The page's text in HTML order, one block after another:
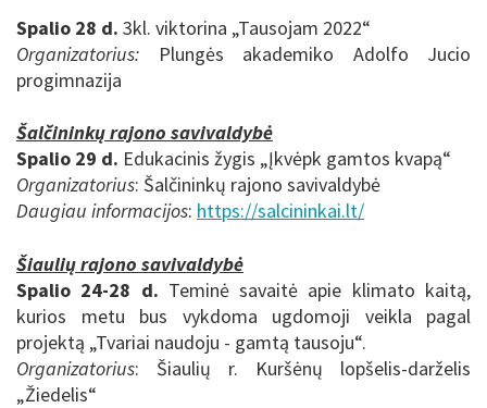
Spalio 28 d. 3kl. viktorina „Tausojam 2022“
Organizatorius: Plungės akademiko Adolfo Jucio
progimnazija
Šalčininkų rajono savivaldybė
Spalio 29 d. Edukacinis žygis „Įkvėpk gamtos kvapą“
Organizatorius: Šalčininkų rajono savivaldybė
Daugiau informacijos: https://salcininkai.lt/
Šiaulių rajono savivaldybė
Spalio 24-28 d. Teminė savaitė apie klimato kaitą,
kurios metu bus vykdoma ugdomoji veikla pagal
projektą „Tvariai naudoju - gamtą tausoju“.
Organizatorius: Šiaulių r. Kuršėnų lopšelis-darželis
„Žiedelis“